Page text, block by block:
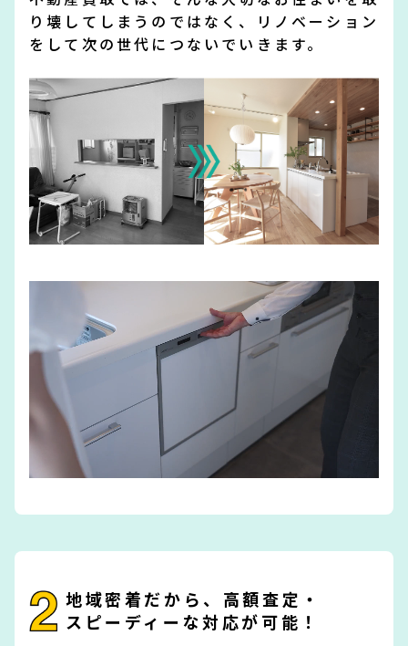
り壊してしまうのではなく、リノベーション
をして次の世代につないでいきます。
地域密着だから、高額査定・
スピーディーな対応が可能！